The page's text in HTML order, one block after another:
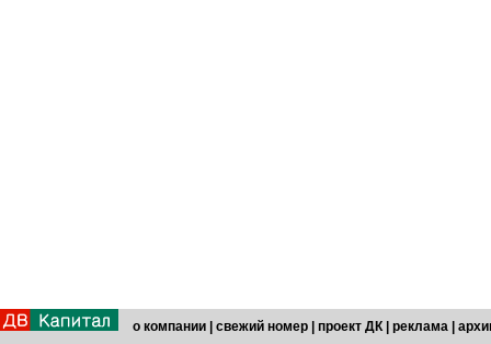
о компании свежий номер проект ДК реклама